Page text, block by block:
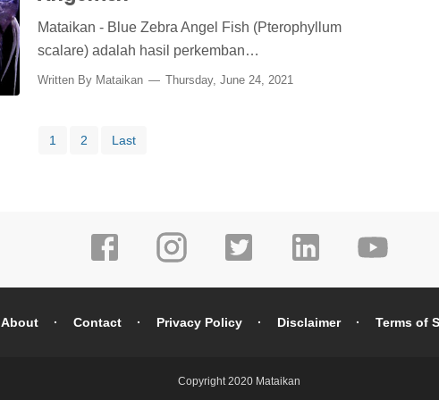
Mataikan - Blue Zebra Angel Fish (Pterophyllum
scalare) adalah hasil perkemban…
Written By Mataikan Thursday, June 24, 2021
1 2 Last
About Contact Privacy Policy Disclaimer Terms of
Copyright 2020 Mataikan